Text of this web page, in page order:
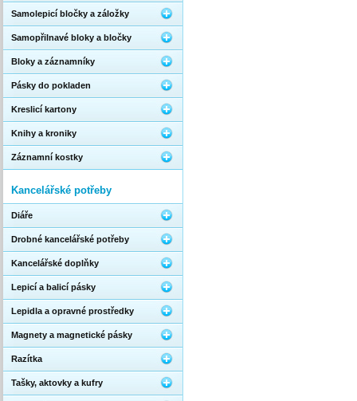
Samolepicí bločky a záložky
Samopřilnavé bloky a bločky
Bloky a záznamníky
Pásky do pokladen
Kreslicí kartony
Knihy a kroniky
Záznamní kostky
Kancelářské potřeby
Diáře
Drobné kancelářské potřeby
Kancelářské doplňky
Lepicí a balicí pásky
Lepidla a opravné prostředky
Magnety a magnetické pásky
Razítka
Tašky, aktovky a kufry